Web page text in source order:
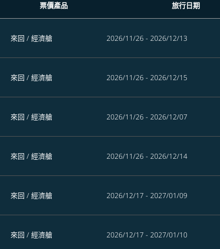
票價產品 旅行日期
來回 / 經濟艙 2026/11/26 - 2026/12/13
來回 / 經濟艙 2026/11/26 - 2026/12/15
來回 / 經濟艙 2026/11/26 - 2026/12/07
來回 / 經濟艙 2026/11/26 - 2026/12/14
來回 / 經濟艙 2026/12/17 - 2027/01/09
來回 / 經濟艙 2026/12/17 - 2027/01/10